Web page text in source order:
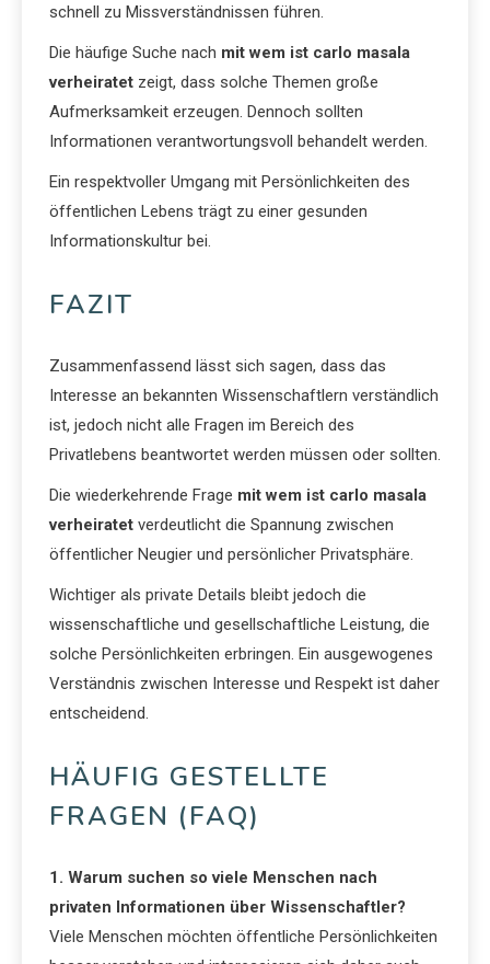
schnell zu Missverständnissen führen.
Die häufige Suche nach mit wem ist carlo masala
verheiratet zeigt, dass solche Themen große
Aufmerksamkeit erzeugen. Dennoch sollten
Informationen verantwortungsvoll behandelt werden.
Ein respektvoller Umgang mit Persönlichkeiten des
öffentlichen Lebens trägt zu einer gesunden
Informationskultur bei.
FAZIT
Zusammenfassend lässt sich sagen, dass das
Interesse an bekannten Wissenschaftlern verständlich
ist, jedoch nicht alle Fragen im Bereich des
Privatlebens beantwortet werden müssen oder sollten.
Die wiederkehrende Frage mit wem ist carlo masala
verheiratet verdeutlicht die Spannung zwischen
öffentlicher Neugier und persönlicher Privatsphäre.
Wichtiger als private Details bleibt jedoch die
wissenschaftliche und gesellschaftliche Leistung, die
solche Persönlichkeiten erbringen. Ein ausgewogenes
Verständnis zwischen Interesse und Respekt ist daher
entscheidend.
HÄUFIG GESTELLTE
FRAGEN (FAQ)
1. Warum suchen so viele Menschen nach
privaten Informationen über Wissenschaftler?
Viele Menschen möchten öffentliche Persönlichkeiten